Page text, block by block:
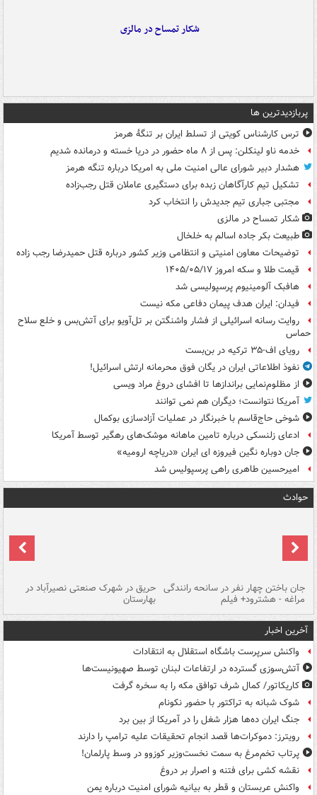
شکار تمساح در مالزی
پربازدیدترین ها
ترس کارشناس کویتی از تسلط ایران بر تنگۀ هرمز
خدمه ناو لینکلن: پس از ۸ ماه حضور در دریا خسته و درمانده‌ شدیم
هشدار دبیر شورای عالی امنیت ملی به امریکا درباره تنگه هرمز
تشکیل تیم کارآگاهان زبده برای دستگیری عاملان قتل رجب‌زاده
مجتبی جباری تیم جدیدش را انتخاب کرد
شکار تمساح در مالزی
طبیعت بکر جاده اسالم به خلخال
توضیحات معاون امنیتی و انتظامی وزیر کشور درباره قتل حمیدرضا رجب زاده
قیمت طلا و سکه امروز ۱۴۰۵/۰۵/۱۷
هافبک آلومینیوم پرسپولیسی شد
فیدان: ایران هدف پیمان دفاعی مکه نیست
روایت رسانه اسرائیلی از فشار واشنگتن بر تل‌آویو برای آتش‌بس و خلع سلاح
حماس
رویای اف-۳۵ ترکیه در بن‌بست
نفوذ اطلاعاتی ایران در یگان فوق محرمانه ارتش اسرائیل!
از مظلوم‌نمایی براندازها تا افشای دروغ مراد ویسی
آمریکا نتوانست؛ دیگران هم نمی توانند
شوخی حاج‌قاسم با خبرنگار در عملیات آزادسازی بوکمال
ادعای زلنسکی درباره تامین ماهانه موشک‌های رهگیر توسط آمریکا
جان دوباره نگین فیروزه ای ایران «دریاچه ارومیه»
امیرحسین طاهری راهی پرسپولیس شد
حوادث
جان باختن چهار نفر در سانحه رانندگی
مراغه - هشترود+ فیلم
حریق در شهرک صنعتی نصیرآباد در
بهارستان
آخرین اخبار
واکنش سرپرست باشگاه استقلال به انتقادات
آتش‌سوزی گسترده در ارتفاعات لبنان توسط صهیونیست‌ها
کاریکاتور/ کمال شرف توافق مکه را به سخره گرفت
شوک شبانه به تراکتور با حضور نکونام
جنگ ایران ده‌ها هزار شغل را در آمریکا از بین برد
رویترز: دموکرات‌ها قصد انجام تحقیقات علیه ترامپ را دارند
پرتاب تخم‌مرغ به سمت نخست‌وزیر کوزوو در وسط پارلمان!
نقشه کشی برای فتنه و اصرار بر دروغ
واکنش عربستان و قطر به بیانیه شورای امنیت درباره یمن